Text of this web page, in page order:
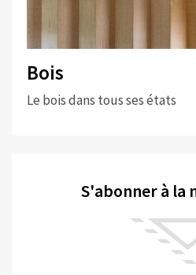
Bois
Le bois dans tous ses états
S'abonner à la